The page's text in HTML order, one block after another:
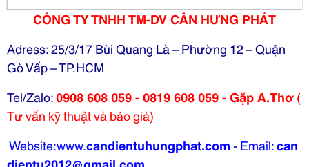
CÔNG TY TNHH TM-DV CÂN HƯNG PHÁT
Adress: 25/3/17 Bùi Quang Là – Phường 12 – Quận
Gò Vấp – TP.HCM
Tel/Zalo:0908 608 059 - 0819 608 059 - Gặp A.Thơ(
Tư vấn kỹ thuật và báo giá)
Website:www.candientuhungphat.com-Email:can